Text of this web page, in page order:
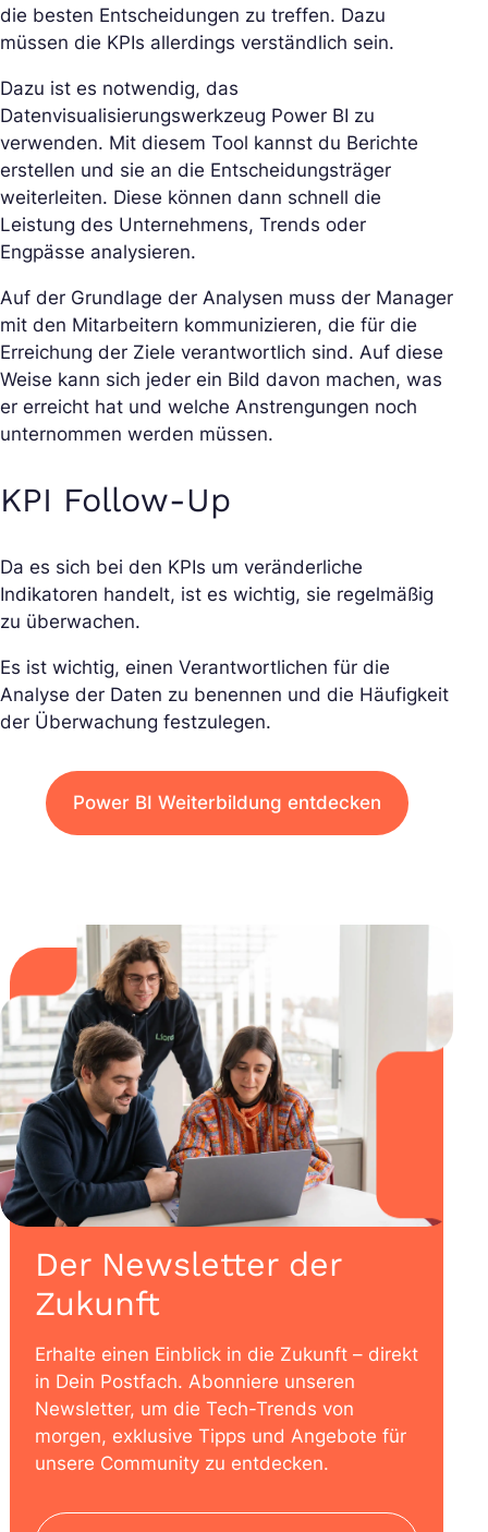
die besten Entscheidungen zu treffen. Dazu
müssen die KPIs allerdings verständlich sein.
Dazu ist es notwendig, das
Datenvisualisierungswerkzeug Power BI zu
verwenden. Mit diesem Tool kannst du Berichte
erstellen und sie an die Entscheidungsträger
weiterleiten. Diese können dann schnell die
Leistung des Unternehmens, Trends oder
Engpässe analysieren.
Auf der Grundlage der Analysen muss der Manager
mit den Mitarbeitern kommunizieren, die für die
Erreichung der Ziele verantwortlich sind. Auf diese
Weise kann sich jeder ein Bild davon machen, was
er erreicht hat und welche Anstrengungen noch
unternommen werden müssen.
KPI Follow-Up
Da es sich bei den KPIs um veränderliche
Indikatoren handelt, ist es wichtig, sie regelmäßig
zu überwachen.
Es ist wichtig, einen Verantwortlichen für die
Analyse der Daten zu benennen und die Häufigkeit
der Überwachung festzulegen.
Power BI Weiterbildung entdecken
Der Newsletter der
Zukunft
Erhalte einen Einblick in die Zukunft – direkt
in Dein Postfach. Abonniere unseren
Newsletter, um die Tech-Trends von
morgen, exklusive Tipps und Angebote für
unsere Community zu entdecken.